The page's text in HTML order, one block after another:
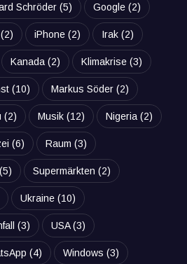
Schröder (5) Google (2)
(2) iPhone (2) Irak (2)
Kanada (2) Klimakrise (3)
(10) Markus Söder (2)
(2) Musik (12) Nigeria (2)
(6) Raum (3)
(5) Supermärkten (2)
Ukraine (10)
(3) USA(3)
(4) Windows (3)